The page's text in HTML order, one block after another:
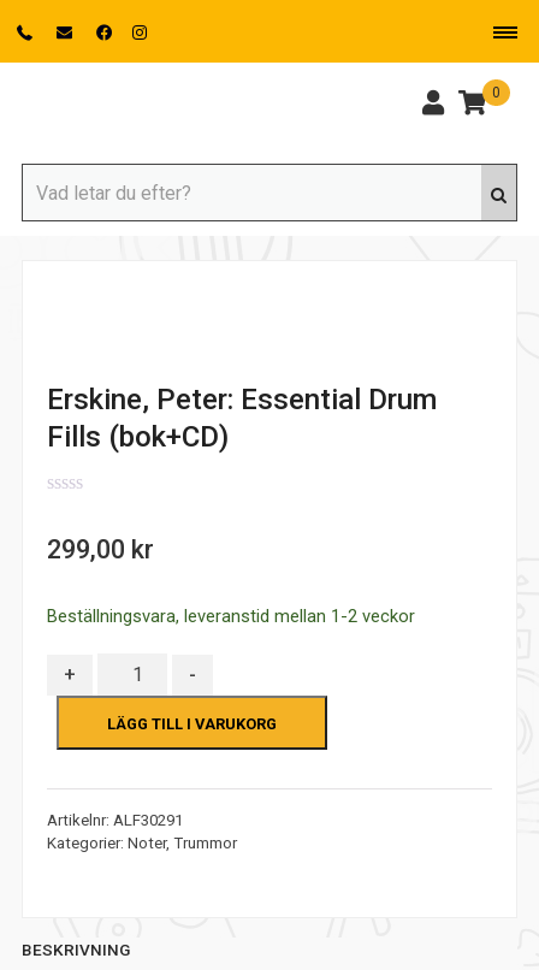
0
Erskine, Peter: Essential Drum
Fills (bok+CD)
of
299,00 kr
Beställningsvara, leveranstid mellan 1-2 veckor
+ Antal -
LÄGG TILL I VARUKORG
Artikelnr: ALF30291
Kategorier: Noter, Trummor
BESKRIVNING